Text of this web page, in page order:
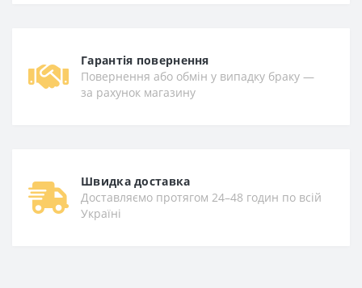
Гарантiя повернення
Повернення або обмін у випадку браку —
за рахунок магазину
Швидка доставка
Доставляємо протягом 24–48 годин по всій
Україні